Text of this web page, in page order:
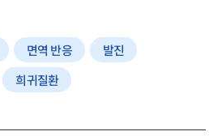
면역 반응
발진
희귀질환